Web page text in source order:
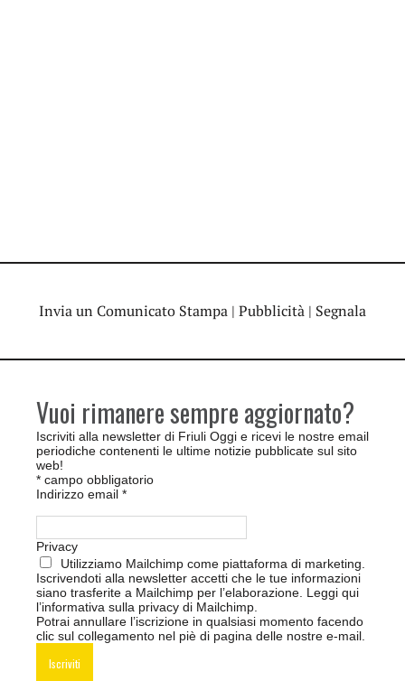
Invia un Comunicato Stampa | Pubblicità | Segnala
Vuoi rimanere sempre aggiornato?
Iscriviti alla newsletter di Friuli Oggi e ricevi le nostre email
periodiche contenenti le ultime notizie pubblicate sul sito
web!
* campo obbligatorio
Indirizzo email *
Privacy
Utilizziamo Mailchimp come piattaforma di marketing.
Iscrivendoti alla newsletter accetti che le tue informazioni
siano trasferite a Mailchimp per l’elaborazione. Leggi qui
l’informativa sulla privacy di Mailchimp.
Potrai annullare l’iscrizione in qualsiasi momento facendo
clic sul collegamento nel piè di pagina delle nostre e-mail.